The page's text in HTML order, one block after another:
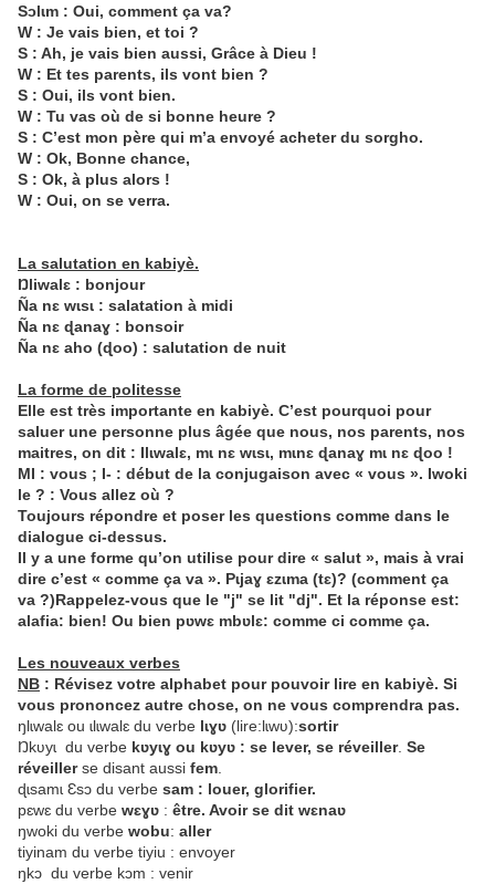
Sɔlɩm : Oui, comment ça va?
W : Je vais bien, et toi ?
S : Ah, je vais bien aussi, Grâce à Dieu !
W : Et tes parents, ils vont bien ?
S : Oui, ils vont bien.
W : Tu vas où de si bonne heure ?
S : C’est mon père qui m’a envoyé acheter du sorgho.
W : Ok, Bonne chance,
S : Ok, à plus alors !
W : Oui, on se verra.
La salutation en kabiyè.
Ŋliwalɛ : bonjour
Ña nɛ wɩsɩ : salatation à midi
Ña nɛ ɖanaɣ : bonsoir
Ña nɛ aho (ɖoo) : salutation de nuit
La forme de politesse
Elle est très importante en kabiyè. C’est pourquoi pour
saluer une personne plus âgée que nous, nos parents, nos
maitres, on dit : Ɩlɩwalɛ, mɩ nɛ wɩsɩ, mɩnɛ ɖanaɣ mɩ nɛ ɖoo !
MƖ : vous ; Ɩ- : début de la conjugaison avec « vous ». Ɩwoki
le ? : Vous allez où ?
Toujours répondre et poser les questions comme dans le
dialogue ci-dessus.
Il y a une forme qu’on utilise pour dire « salut », mais à vrai
dire c’est « comme ça va ». Pɩjaɣ ɛzɩma (tɛ)? (comment ça
va ?)Rappelez-vous que le "j" se lit "dj". Et la réponse est:
alafia: bien! Ou bien pʋwɛ mbʋlɛ: comme ci comme ça.
Les nouveaux verbes
NB : Révisez votre alphabet pour pouvoir lire en kabiyè. Si
vous prononcez autre chose, on ne vous comprendra pas.
ŋlɩwalɛ ou ɩlɩwalɛ du verbe lɩɣʋ (lire:lɩwʋ):sortir
Ŋkʋyɩ du verbe kʋyɩɣ ou kʋyʋ : se lever, se réveiller. Se
réveillerse disant aussi fem
ɖɩsamɩ Ɛsɔ du verbe sam : louer, glorifier.
pɛwɛ du verbe wɛɣʋ : être. Avoir se dit wɛnaʋ
ŋwoki du verbe wobu: aller
tiyinam du verbe tiyiu : envoyer
ŋkɔ du verbe kɔm : venir